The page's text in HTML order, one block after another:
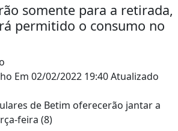
somente para a retirada,
permitido o consumo no
Em 02/02/2022 19:40Atualizado